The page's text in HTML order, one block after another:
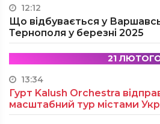
12:12
Що відбувається у
Тернополя у березні 2025
21
13:34
Гурт Kalush Orchestra
масштабний тур містами